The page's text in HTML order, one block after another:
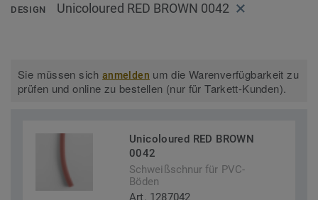
DESIGN Unicoloured RED BROWN 0042
Sie müssen sichanmelden um die Warenverfügbarkeit zu
prüfen und online zu bestellen (nur für Tarkett-Kunden).
Unicoloured RED BROWN
0042
Schweißschnur für PVC-
Böden
Art. 1287042